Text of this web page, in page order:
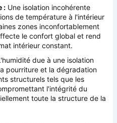
:Une isolation incohérente
de température à l'intérieur
zones inconfortablement
le confort global et rend
intérieur constant.
due à une isolation
pourriture et la dégradation
structurels tels que les
l'intégrité du
toute la structure de la